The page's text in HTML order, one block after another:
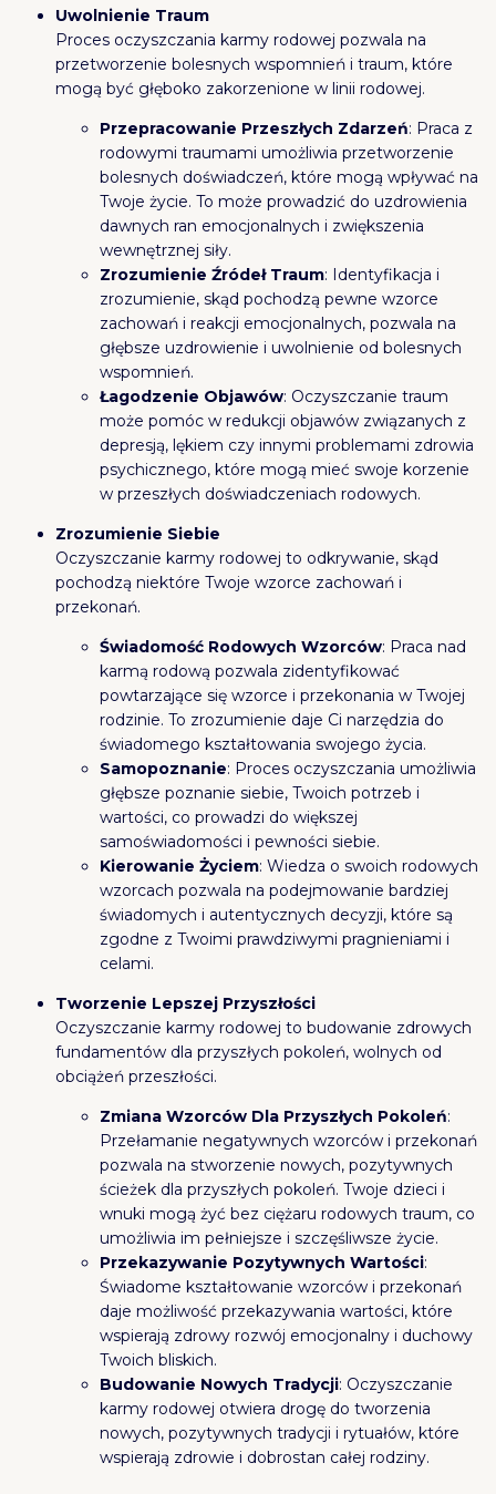
Uwolnienie Traum
Proces oczyszczania karmy rodowej pozwala na
przetworzenie bolesnych wspomnień i traum, które
mogą być głęboko zakorzenione w linii rodowej.
Przepracowanie Przeszłych Zdarzeń: Praca z
rodowymi traumami umożliwia przetworzenie
bolesnych doświadczeń, które mogą wpływać na
Twoje życie. To może prowadzić do uzdrowienia
dawnych ran emocjonalnych i zwiększenia
wewnętrznej siły.
Zrozumienie Źródeł Traum: Identyfikacja i
zrozumienie, skąd pochodzą pewne wzorce
zachowań i reakcji emocjonalnych, pozwala na
głębsze uzdrowienie i uwolnienie od bolesnych
wspomnień.
Łagodzenie Objawów: Oczyszczanie traum
może pomóc w redukcji objawów związanych z
depresją, lękiem czy innymi problemami zdrowia
psychicznego, które mogą mieć swoje korzenie
w przeszłych doświadczeniach rodowych.
Zrozumienie Siebie
Oczyszczanie karmy rodowej to odkrywanie, skąd
pochodzą niektóre Twoje wzorce zachowań i
przekonań.
Świadomość Rodowych Wzorców: Praca nad
karmą rodową pozwala zidentyfikować
powtarzające się wzorce i przekonania w Twojej
rodzinie. To zrozumienie daje Ci narzędzia do
świadomego kształtowania swojego życia.
Samopoznanie: Proces oczyszczania umożliwia
głębsze poznanie siebie, Twoich potrzeb i
wartości, co prowadzi do większej
samoświadomości i pewności siebie.
Kierowanie Życiem: Wiedza o swoich rodowych
wzorcach pozwala na podejmowanie bardziej
świadomych i autentycznych decyzji, które są
zgodne z Twoimi prawdziwymi pragnieniami i
celami.
Tworzenie Lepszej Przyszłości
Oczyszczanie karmy rodowej to budowanie zdrowych
fundamentów dla przyszłych pokoleń, wolnych od
obciążeń przeszłości.
Zmiana Wzorców Dla Przyszłych Pokoleń:
Przełamanie negatywnych wzorców i przekonań
pozwala na stworzenie nowych, pozytywnych
ścieżek dla przyszłych pokoleń. Twoje dzieci i
wnuki mogą żyć bez ciężaru rodowych traum, co
umożliwia im pełniejsze i szczęśliwsze życie.
Przekazywanie Pozytywnych Wartości:
Świadome kształtowanie wzorców i przekonań
daje możliwość przekazywania wartości, które
wspierają zdrowy rozwój emocjonalny i duchowy
Twoich bliskich.
Budowanie Nowych Tradycji: Oczyszczanie
karmy rodowej otwiera drogę do tworzenia
nowych, pozytywnych tradycji i rytuałów, które
wspierają zdrowie i dobrostan całej rodziny.